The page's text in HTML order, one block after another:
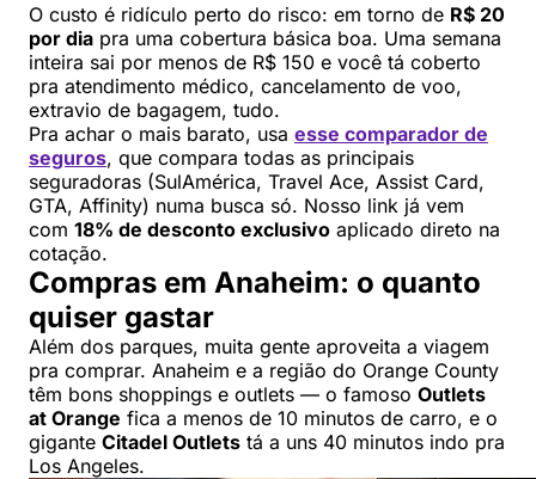
O custo é ridículo perto do risco: em torno de R$ 20
por dia pra uma cobertura básica boa. Uma semana
inteira sai por menos de R$ 150 e você tá coberto
pra atendimento médico, cancelamento de voo,
extravio de bagagem, tudo.
Pra achar o mais barato, usa esse comparador de
seguros, que compara todas as principais
seguradoras (SulAmérica, Travel Ace, Assist Card,
GTA, Affinity) numa busca só. Nosso link já vem
com 18% de desconto exclusivo aplicado direto na
cotação.
Compras em Anaheim: o quanto
quiser gastar
Além dos parques, muita gente aproveita a viagem
pra comprar. Anaheim e a região do Orange County
têm bons shoppings e outlets — o famoso Outlets
at Orange fica a menos de 10 minutos de carro, e o
gigante Citadel Outlets tá a uns 40 minutos indo pra
Los Angeles.